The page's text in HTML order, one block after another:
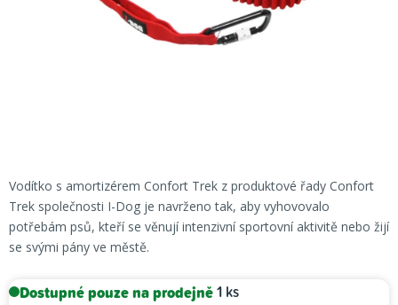
Vodítko s amortizérem Confort Trek z produktové řady Confort
Trek společnosti I-Dog je navrženo tak, aby vyhovovalo
potřebám psů, kteří se věnují intenzivní sportovní aktivitě nebo žijí
se svými pány ve městě.
Dostupné pouze na prodejně1 ks